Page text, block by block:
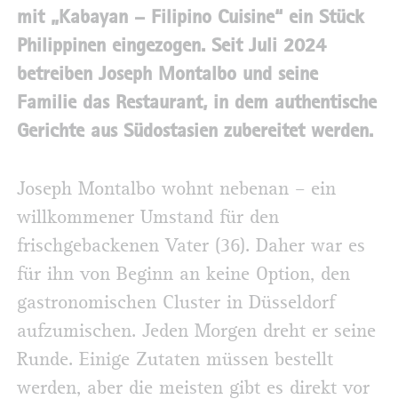
mit „Kabayan – Filipino Cuisine“ ein Stück
Philippinen eingezogen. Seit Juli 2024
betreiben Joseph Montalbo und seine
Familie das Restaurant, in dem authentische
Gerichte aus Südostasien zubereitet werden.
Joseph Montalbo wohnt nebenan – ein
willkommener Umstand für den
frischgebackenen Vater (36). Daher war es
für ihn von Beginn an keine Option, den
gastronomischen Cluster in Düsseldorf
aufzumischen. Jeden Morgen dreht er seine
Runde. Einige Zutaten müssen bestellt
werden, aber die meisten gibt es direkt vor